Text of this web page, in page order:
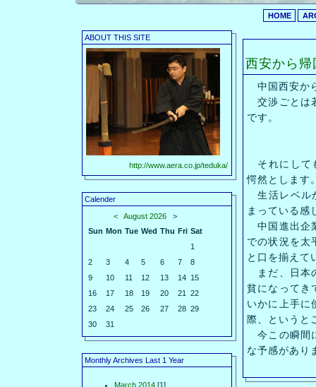
HOME
ABOUT THIS SITE
http://www.aera.co.jp/teduka/
Calender
<
August 2026 >
Sun Mon Tue Wed Thu Fri Sat
1
2
3 4 5 6 7
8
9
10 11 12 13 14 15
16
17 18 19 20 21
22
23
24 25 26 27 28 29
30
31
Monthly Archives Last 1 Year
March 2014 [1]
西安から帰
中国西安か
交渉ごとは
です。
それにして
愕然とします
生活レベル
まっている感
中国進出企
での状況を太
と口を揃えて
まだ、日本
貧になってき
いかに上手に
際、というと
今この瞬間
な予感があり